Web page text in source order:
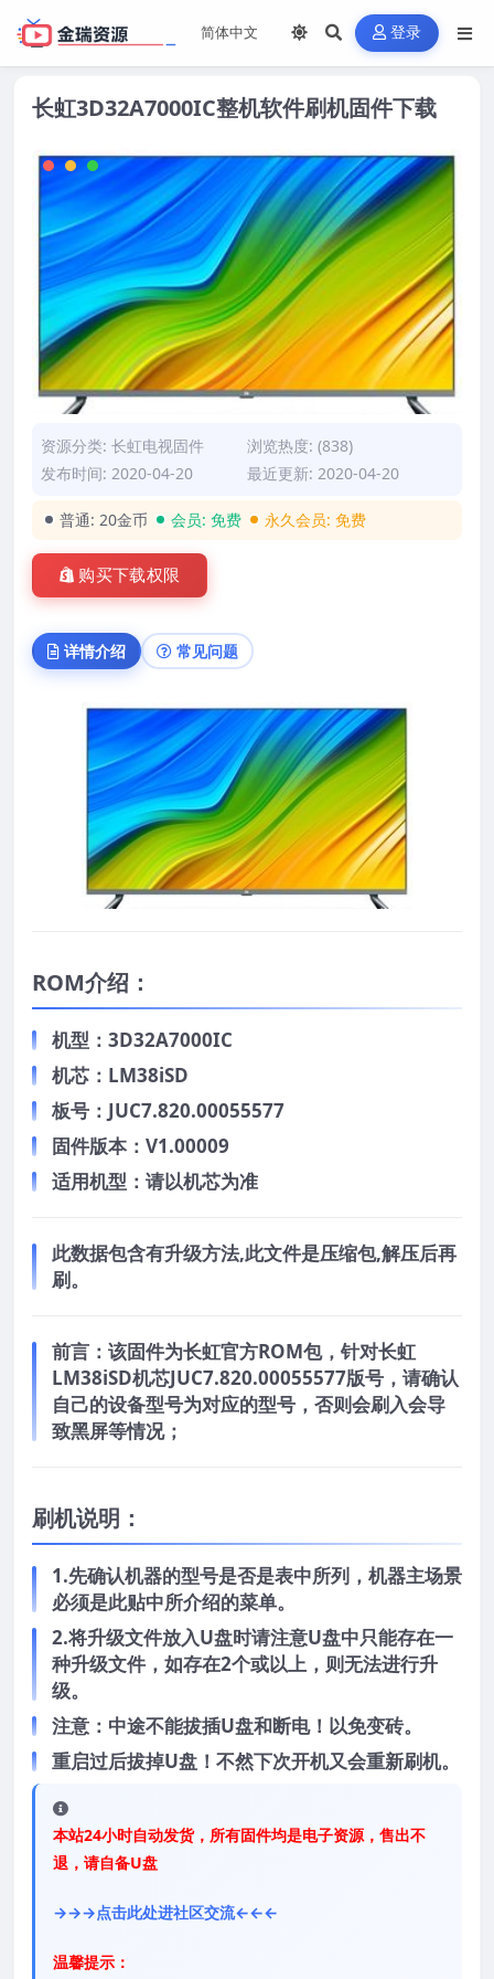
登录
长虹3D32A7000IC整机软件刷机固件下载
资源分类: 长虹电视固件
浏览热度: (838)
发布时间: 2020-04-20
最近更新: 2020-04-20
普通: 20金币 会员: 免费 永久会员: 免费
购买下载权限
详情介绍 常见问题
ROM介绍：
机型：3D32A7000IC
机芯：LM38iSD
板号：JUC7.820.00055577
固件版本：V1.00009
适用机型：请以机芯为准
此数据包含有升级方法,此文件是压缩包,解压后再
刷。
前言： 该固件为长虹官方ROM包，针对长虹
LM38iSD机芯JUC7.820.00055577版号，请确认
自己的设备型号为对应的型号，否则会刷入会导
致黑屏等情况；
刷机说明：
1.先确认机器的型号是否是表中所列，机器主场景
必须是此贴中所介绍的菜单。
2.将升级文件放入U盘时请注意U盘中只能存在一
种升级文件，如存在2个或以上，则无法进行升
级。
注意：中途不能拔插U盘和断电！以免变砖。
重启过后拔掉U盘！不然下次开机又会重新刷机。
本站24小时自动发货，所有固件均是电子资源，售出不
退，请自备U盘
→→→点击此处进社区交流←←←
温馨提示：